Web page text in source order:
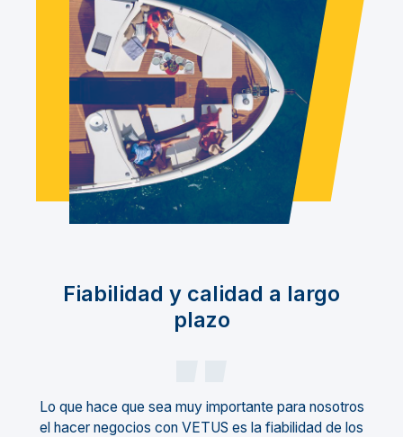
Fiabilidad y calidad a largo
plazo
Lo que hace que sea muy importante para nosotros
el hacer negocios con VETUS es la fiabilidad de los